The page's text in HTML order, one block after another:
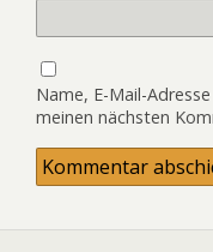
Name, E-Mail-
meinen nächsten